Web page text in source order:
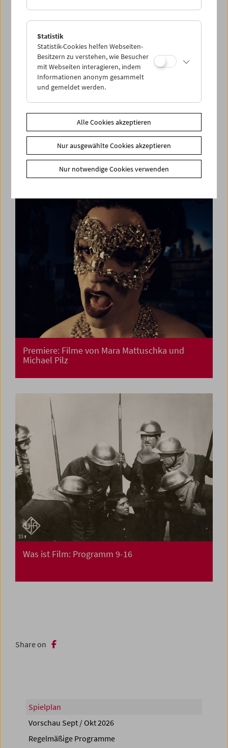
Die Academy und die Avantgarde
Filmrestaurierungen aus dem Academy Film
Archive
Premiere: Filme von Mara Mattuschka und
Michael Pilz
Was ist Film: Programm 9-16
Share on
Spielplan
Vorschau Sept / Okt 2026
Regelmäßige Programme
Statistik
Statistik-Cookies helfen Webseiten-
Besitzern zu verstehen, wie Besucher
mit Webseiten interagieren, indem
Informationen anonym gesammelt
und gemeldet werden.
Alle Cookies akzeptieren
Nur ausgewählte Cookies akzeptieren
Nur notwendige Cookies verwenden